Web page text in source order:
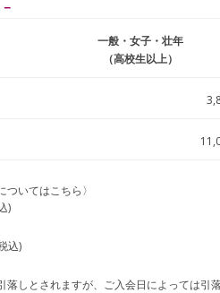
一般・女子・壮年
（高校生以上）
ついてはこちら〉
)
込)
しとされますが、ご入会日によっては引